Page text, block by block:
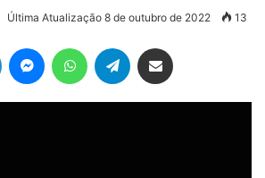
Última Atualização 8 de outubro de 2022 13